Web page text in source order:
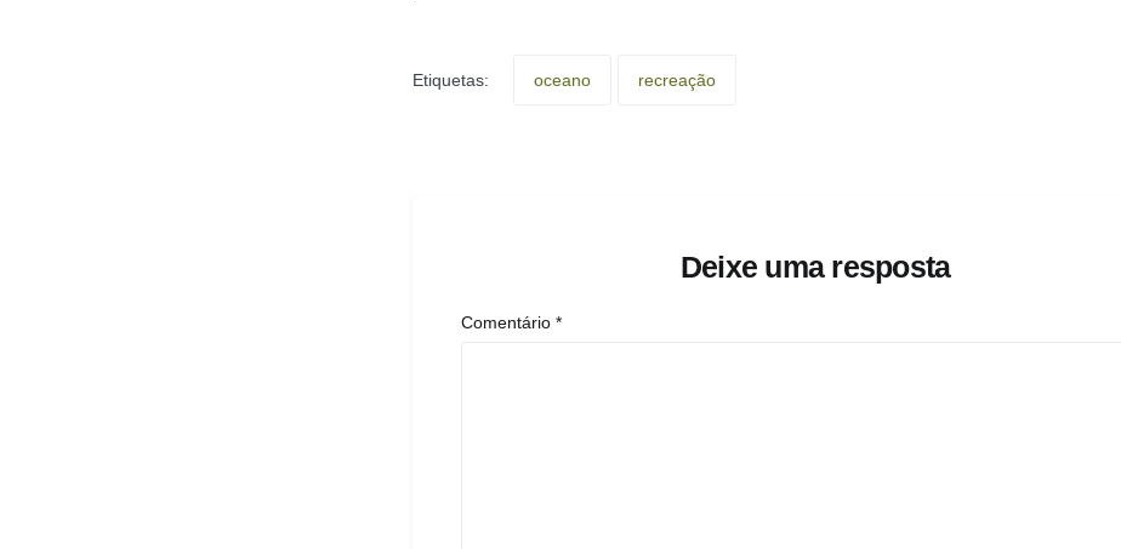
Etiquetas: oceano recreação
Deixe uma resposta
Comentário *